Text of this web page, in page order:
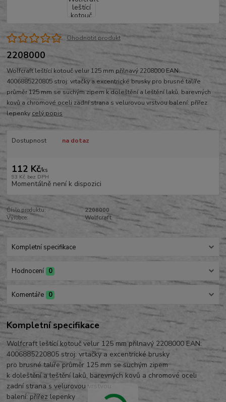
Ohodnotit produkt
2208000
Wolfcraft leštící kotouč velur 125 mm přilnavý 2208000 EAN:
4006885220805 stroj: vrtačky a excentrické brusky pro brusné talíře
průměr 125 mm se suchým zipem k doleštění a leštění laků, barevných
kovů a chromové oceli zadní strana s velurovou vrstvou balení: přířez
lepenky celý popis
Dostupnost na dotaz
112 Kč/ks
93 Kč bez DPH
Momentálně není k dispozici
Číslo produktu:
2208000
Výrobce:
Wolfcraft
Kompletní specifikace
Hodnocení 0
Komentáře 0
Kompletní specifikace
Wolfcraft leštící kotouč velur 125 mm přilnavý 2208000 EAN:
4006885220805 stroj: vrtačky a excentrické brusky
pro brusné talíře průměr 125 mm se suchým zipem
k doleštění a leštění laků, barevných kovů a chromové oceli
zadní strana s velurovou vrstvou
balení: přířez lepenky